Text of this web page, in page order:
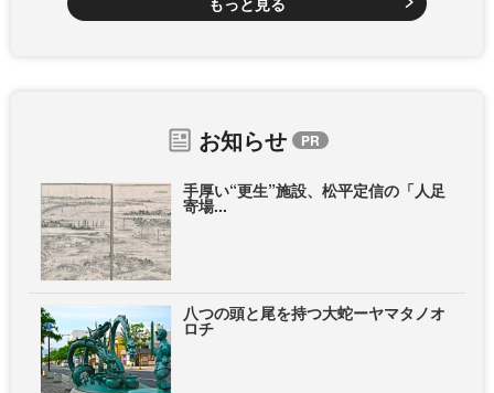
お知らせ
手厚い“更生”施設、松平定信の「人足
寄場...
八つの頭と尾を持つ大蛇ーヤマタノオ
ロチ